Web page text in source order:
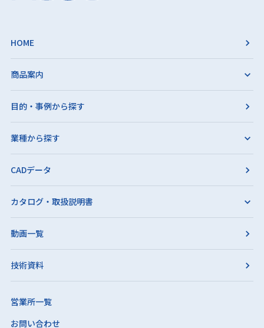
HOME
商品案内
目的・事例から探す
業種から探す
CADデータ
カタログ・取扱説明書
動画一覧
技術資料
営業所一覧
お問い合わせ